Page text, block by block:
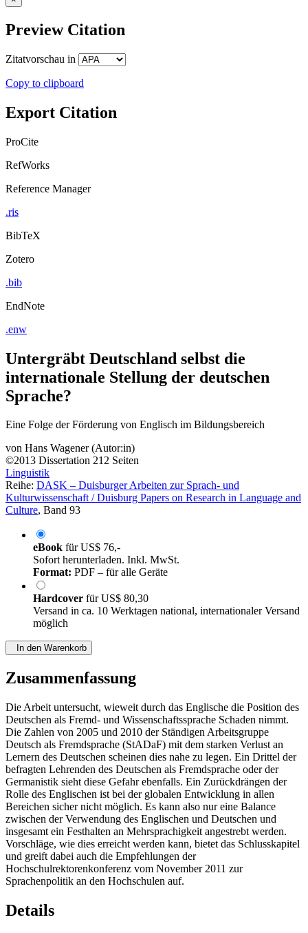
Preview Citation
Zitatvorschau in
Copy to clipboard
Export Citation
ProCite
RefWorks
Reference Manager
.ris
BibTeX
Zotero
.bib
EndNote
.enw
Untergräbt Deutschland selbst die
internationale Stellung der deutschen
Sprache?
Eine Folge der Förderung von Englisch im Bildungsbereich
von Hans Wagener (Autor:in)
©2013 Dissertation 212 Seiten
Linguistik
Reihe: DASK – Duisburger Arbeiten zur Sprach- und
Kulturwissenschaft / Duisburg Papers on Research in Language and
Culture, Band 93
eBook fürUS$ 76,-
Sofort herunterladen. Inkl. MwSt.
Format: PDF – für alle Geräte
Hardcover fürUS$ 80,30
Versand in ca. 10 Werktagen national, internationaler Versand
möglich
In den Warenkorb
Zusammenfassung
Die Arbeit untersucht, wieweit durch das Englische die Position des
Deutschen als Fremd- und Wissenschaftssprache Schaden nimmt.
Die Zahlen von 2005 und 2010 der Ständigen Arbeitsgruppe
Deutsch als Fremdsprache (StADaF) mit dem starken Verlust an
Lernern des Deutschen scheinen dies nahe zu legen. Ein Drittel der
befragten Lehrenden des Deutschen als Fremdsprache oder der
Germanistik sieht diese Gefahr ebenfalls. Ein Zurückdrängen der
Rolle des Englischen ist bei der globalen Entwicklung in allen
Bereichen sicher nicht möglich. Es kann also nur eine Balance
zwischen der Verwendung des Englischen und Deutschen und
insgesamt ein Festhalten an Mehrsprachigkeit angestrebt werden.
Vorschläge, wie dies erreicht werden kann, bietet das Schlusskapitel
und greift dabei auch die Empfehlungen der
Hochschulrektorenkonferenz vom November 2011 zur
Sprachenpolitik an den Hochschulen auf.
Details